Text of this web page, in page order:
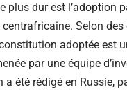
plus dur est
centrafricaine. Selon
adoptée est
par une équipe
été rédigé en Russie,